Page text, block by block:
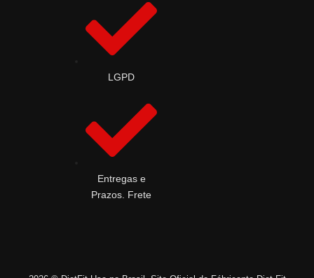
LGPD
Entregas e
Prazos. Frete